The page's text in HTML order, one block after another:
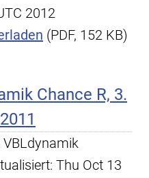
2012
(PDF, 152 KB)
Chance R, 3.
VBLdynamik
Thu Oct 13